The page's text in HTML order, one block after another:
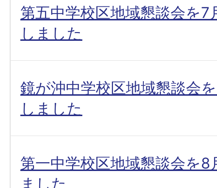
第五中学校区地域懇談会を7
しました
鏡が沖中学校区地域懇談会
しました
第一中学校区地域懇談会を8
ました